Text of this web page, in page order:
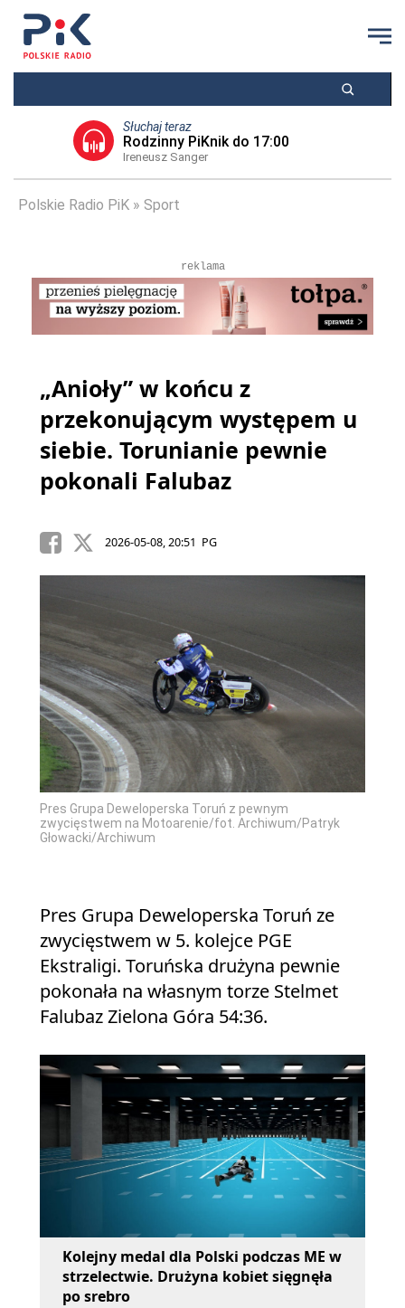
Słuchaj teraz
Rodzinny PiKnik do 17:00
Ireneusz Sanger
Polskie Radio PiK Sport
reklama
„Anioły” w końcu z
przekonującym występem u
siebie. Torunianie pewnie
pokonali Falubaz
2026-05-08, 20:51 PG
Pres Grupa Deweloperska Toruń z pewnym
zwycięstwem na Motoarenie/fot. Archiwum/Patryk
Głowacki/Archiwum
Pres Grupa Deweloperska Toruń ze
zwycięstwem w 5. kolejce PGE
Ekstraligi. Toruńska drużyna pewnie
pokonała na własnym torze Stelmet
Falubaz Zielona Góra 54:36.
Kolejny medal dla Polski podczas ME w
strzelectwie. Drużyna kobiet sięgnęła
po srebro